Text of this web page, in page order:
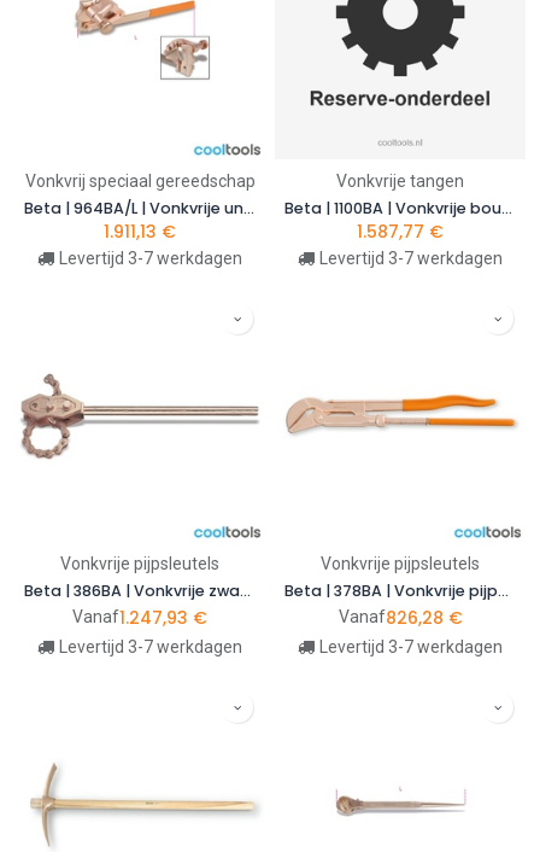
Vonkvrij speciaal gereedschap
Beta | 964BA/L | Vonkvrije universele vatensleutel | 009640821
1.911,13 €
Levertijd 3-7 werkdagen
Vonkvrije tangen
Beta | 1100BA | Vonkvrije boutenschaar | 011000860
1.587,77 €
Levertijd 3-7 werkdagen
Vonkvrije pijpsleutels
Beta | 386BA | Vonkvrije zware omkeerbare kettingtangen
Vanaf1.247,93 €
Levertijd 3-7 werkdagen
Vonkvrije pijpsleutels
Beta | 378BA | Vonkvrije pijpentang, Zweeds model, koper/beryllium
Vanaf826,28 €
Levertijd 3-7 werkdagen